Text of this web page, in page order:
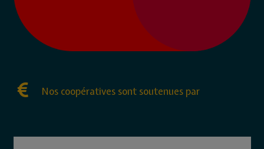
Nos coopératives sont soutenues par